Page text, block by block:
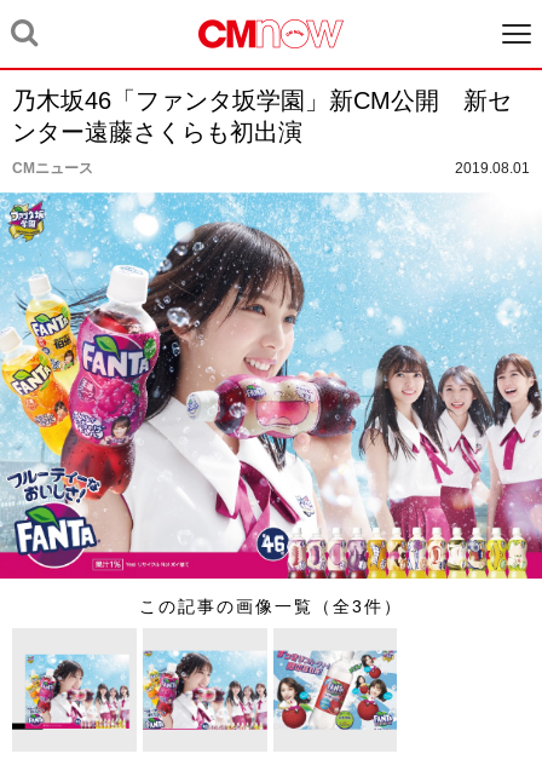
乃木坂46「ファンタ坂学園」新CM公開 新セ
ンター遠藤さくらも初出演
CMニュース 2019.08.01
この記事の画像一覧（全3件）